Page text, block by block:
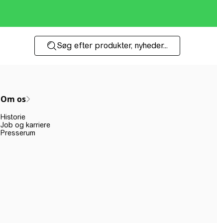
Søg efter produkter, nyheder...
Om os
Historie
Job og karriere
Presserum